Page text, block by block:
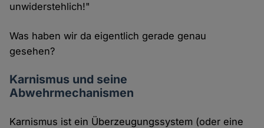
unwiderstehlich!"
Was haben wir da eigentlich gerade genau
gesehen?
Karnismus und seine
Abwehrmechanismen
Karnismus ist ein Überzeugungssystem (oder eine